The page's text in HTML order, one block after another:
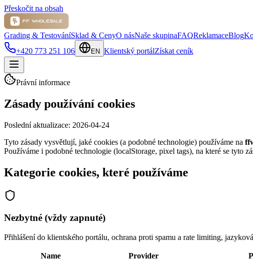
Přeskočit na obsah
Grading & TestováníSklad & CenyO násNaše skupinaFAQReklamaceBlog
+420 773 251 106
EN Klientský portálZískat ceník
Právní informace
Zásady používání cookies
Poslední aktualizace: 2026-04-24
Tyto zásady vysvětlují, jaké cookies (a podobné technologie) používáme na
Používáme i podobné technologie (localStorage, pixel tags), na které se tyto
Kategorie cookies, které používáme
Nezbytné (vždy zapnuté)
Přihlášení do klientského portálu, ochrana proti spamu a rate limiting,
Name Provider